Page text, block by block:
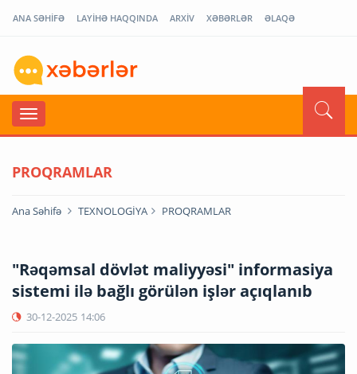
ANA SƏHİFƏ LAYİHƏ HAQQINDA ARXİV XƏBƏRLƏR ƏLAQƏ
PROQRAMLAR
Ana Səhifə TEXNOLOGİYA PROQRAMLAR
"Rəqəmsal dövlət maliyyəsi" informasiya
sistemi ilə bağlı görülən işlər açıqlanıb
30-12-2025 14:06